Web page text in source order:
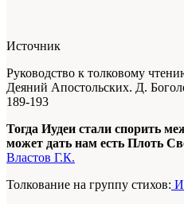
Источник
Руководство к толковому
Деяний Апостольских. Д.
189-193
Тогда Иудеи стали спорить
может дать нам есть Плоть
Властов Г.К.
Толкование на группу стихов: